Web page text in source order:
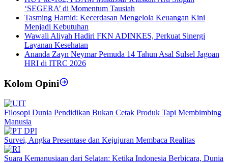
‘SEGERA’ di Momentum Tausiah
Tasming Hamid: Kecerdasan Mengelola Keuangan Kini
Menjadi Kebutuhan
Wawali Aliyah Hadiri FKN ADINKES, Perkuat Sinergi
Layanan Kesehatan
Ananda Zayn Neymar Pemuda 14 Tahun Asal Sulsel Jagoan
HRI di ITRC 2026
Kolom Opini
Filosopi Dunia Pendidikan Bukan Cetak Produk Tapi Membimbing
Manusia
Survei, Angka Presentase dan Kejujuran Membaca Realitas
Suara Kemanusiaan dari Selatan: Ketika Indonesia Berbicara, Dunia